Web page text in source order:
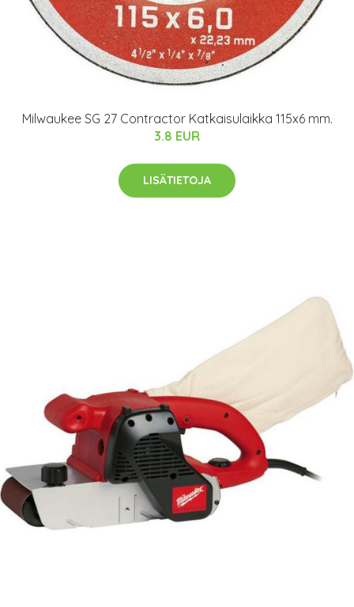
Milwaukee SG 27 Contractor Katkaisulaikka 115x6 mm.
3.8 EUR
LISÄTIETOJA